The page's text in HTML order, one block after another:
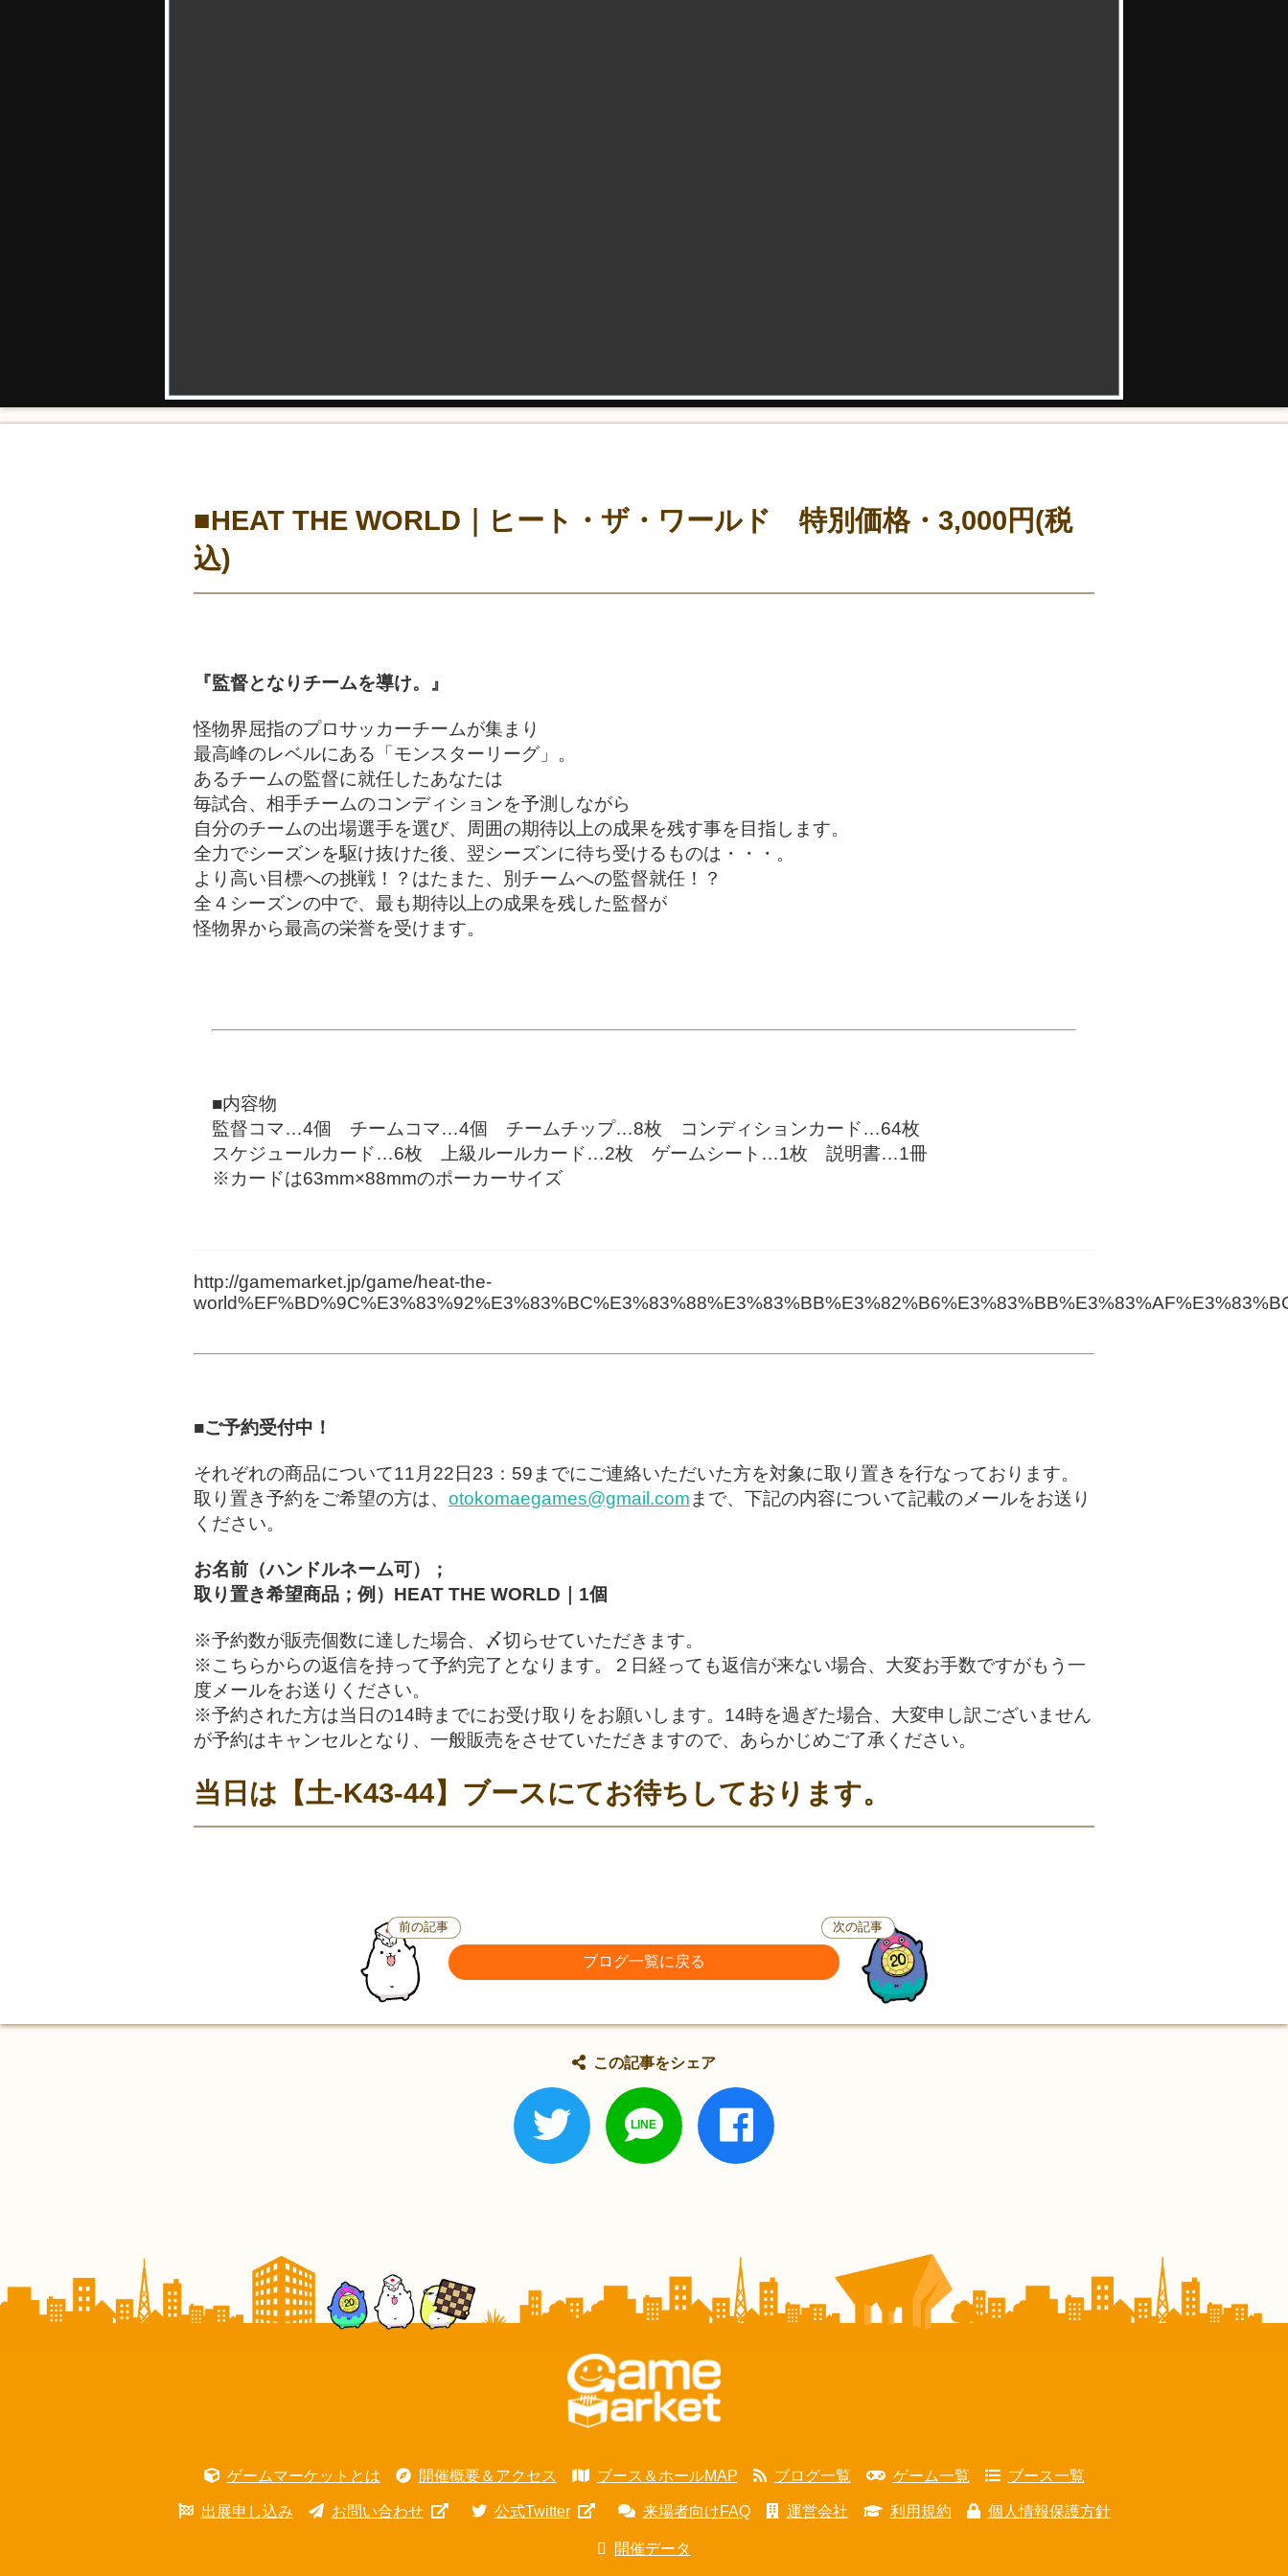
■HEAT THE WORLD｜ヒート・ザ・ワールド 特別価格・3,000円(税
込)
『監督となりチームを導け。』
怪物界屈指のプロサッカーチームが集まり
最高峰のレベルにある「モンスターリーグ」。
あるチームの監督に就任したあなたは
毎試合、相手チームのコンディションを予測しながら
自分のチームの出場選手を選び、周囲の期待以上の成果を残す事を目指します。
全力でシーズンを駆け抜けた後、翌シーズンに待ち受けるものは・・・。
より高い目標への挑戦！？はたまた、別チームへの監督就任！？
全４シーズンの中で、最も期待以上の成果を残した監督が
怪物界から最高の栄誉を受けます。
■内容物
監督コマ…4個 チームコマ…4個 チームチップ…8枚 コンディションカード…64枚
スケジュールカード…6枚 上級ルールカード…2枚 ゲームシート…1枚 説明書…1冊
※カードは63mm×88mmのポーカーサイズ
http://gamemarket.jp/game/heat-the-
■ご予約受付中！
それぞれの商品について11月22日23：59までにご連絡いただいた方を対象に取り置きを行なっております。
取り置き予約をご希望の方は、 otokomaegames@gmail.com まで、下記の内容について記載のメールをお送り
ください。
お名前（ハンドルネーム可）；
取り置き希望商品；例）HEAT THE WORLD｜1個
※予約数が販売個数に達した場合、〆切らせていただきます。
※こちらからの返信を持って予約完了となります。２日経っても返信が来ない場合、大変お手数ですがもう一
度メールをお送りください。
※予約された方は当日の14時までにお受け取りをお願いします。14時を過ぎた場合、大変申し訳ございません
が予約はキャンセルとなり、一般販売をさせていただきますので、あらかじめご了承ください。
当日は【土-K43-44】ブースにてお待ちしております。
前の記事
ブログ一覧に戻る
次の記事
この記事をシェア
ゲームマーケットとは 開催概要＆アクセス ブース＆ホールMAP ブログ一覧 ゲーム一覧 ブース一覧
出展申し込み お問い合わせ 公式Twitter 来場者向けFAQ 運営会社 利用規約 個人情報保護方針
開催データ